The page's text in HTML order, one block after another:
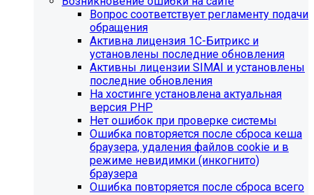
Вопрос соответствует регламенту подачи
обращения
Активна лицензия 1С-Битрикс и
установлены последние обновления
Активны лицензии SIMAI и установлены
последние обновления
На хостинге установлена актуальная
версия PHP
Нет ошибок при проверке системы
Ошибка повторяется после сброса кеша
браузера, удаления файлов cookie и в
режиме невидимки (инкогнито)
браузера
Ошибка повторяется после сброса всего